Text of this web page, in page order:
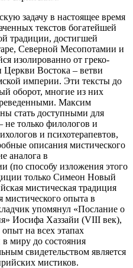
задачу в настоящее время
текстов богатейшей
традиции, достигшей
Северной Месопотамии и
изолированно от греко-
Церкви Востока – ветви
империи. Эти тексты до
оборот, многие из них
Максим
стать доступными для
не только филологов и
и психотерапевтов,
описания мистического
аналога в
(по способу изложения этого
только Симеон Новый
мистическая традиция
мистического опыта в
упомянул «Послание о
Иосифа Хаззайи (VIII век),
на всех этапах
миру до состояния
свидетельством является
мистиков.